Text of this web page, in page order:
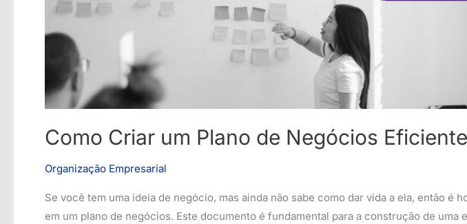
Como Criar um Plano de Negócios
Organização Empresarial
Se você tem uma ideia de negócio, mas ainda não sabe como dar vida a ela, então é
em um plano de negócios. Este documento é fundamental para a construção de uma